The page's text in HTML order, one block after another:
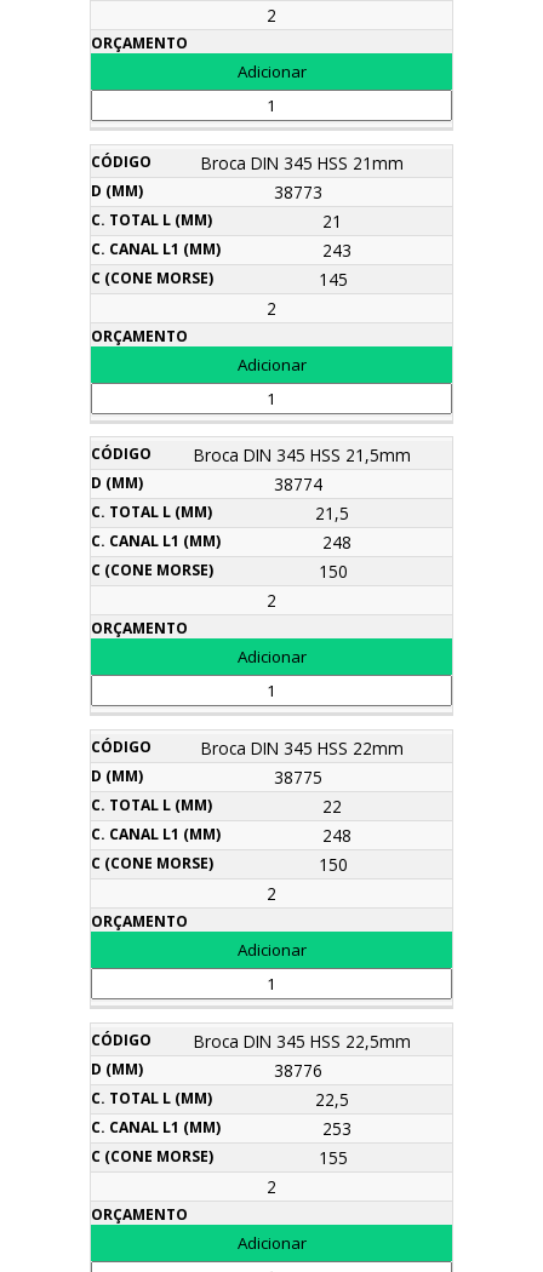
2
Broca DIN 345 HSS 21mm
38773
21
243
145
2
Broca DIN 345 HSS 21,5mm
38774
21,5
248
150
2
Broca DIN 345 HSS 22mm
38775
22
248
150
2
Broca DIN 345 HSS 22,5mm
38776
22,5
253
155
2